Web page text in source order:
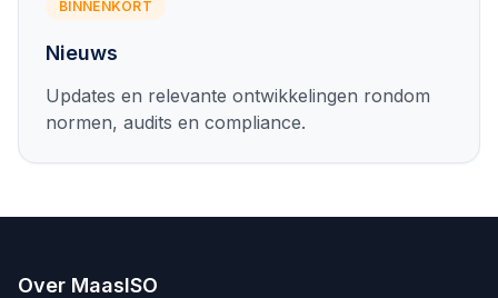
BINNENKORT
Nieuws
Updates en relevante ontwikkelingen rondom
normen, audits en compliance.
Over MaasISO